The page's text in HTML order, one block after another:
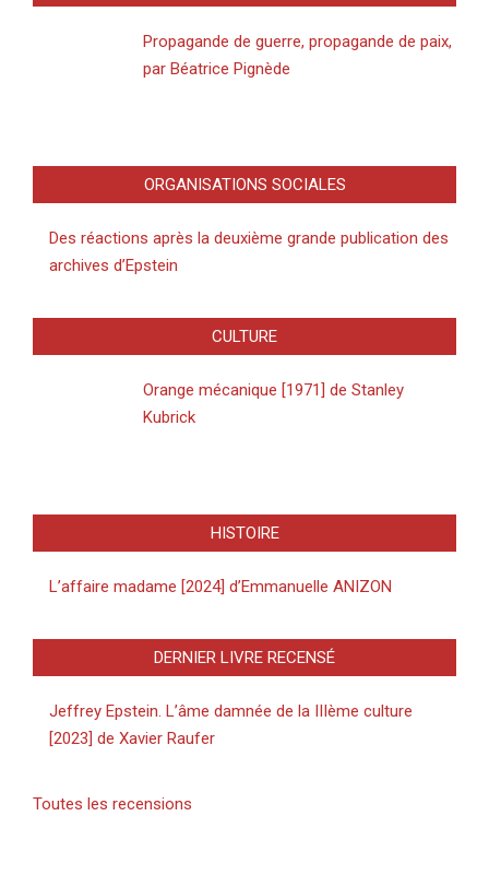
Propagande de guerre, propagande de paix,
par Béatrice Pignède
ORGANISATIONS SOCIALES
Des réactions après la deuxième grande publication des
archives d’Epstein
CULTURE
Orange mécanique [1971] de Stanley
Kubrick
HISTOIRE
L’affaire madame [2024] d’Emmanuelle ANIZON
DERNIER LIVRE RECENSÉ
Jeffrey Epstein. L’âme damnée de la IIIème culture
[2023] de Xavier Raufer
Toutes les recensions